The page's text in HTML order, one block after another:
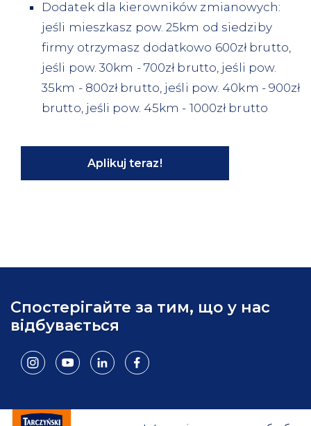
Dodatek dla kierowników zmianowych:
jeśli mieszkasz pow. 25km od siedziby
firmy otrzymasz dodatkowo 600zł brutto,
jeśli pow. 30km - 700zł brutto, jeśli pow.
35km - 800zł brutto, jeśli pow. 40km - 900zł
brutto, jeśli pow. 45km - 1000zł brutto
Aplikuj teraz!
Спостерігайте за тим, що у нас
відбувається